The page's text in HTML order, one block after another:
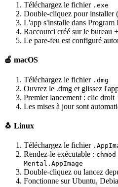
Téléchargez le fichier .exe
Double-cliquez pour installer
L'app s'installe dans Program
Raccourci créé sur le bureau
Le pare-feu est configuré
🍎 macOS
Téléchargez le fichier .dmg
Ouvrez le .dmg et glissez
Premier lancement : clic
Les mises à jour sont
🐧 Linux
Téléchargez le fichier
Rendez-le exécutable :
Mental.AppImage
Double-cliquez ou lancez
Fonctionne sur Ubuntu,